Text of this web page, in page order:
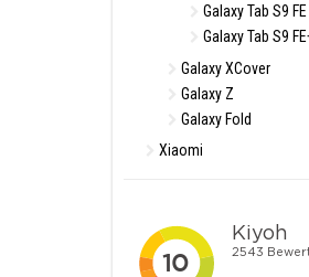
Galaxy Tab S9
Galaxy Tab S9
Galaxy XCover
Galaxy Z
Galaxy Fold
Xiaomi